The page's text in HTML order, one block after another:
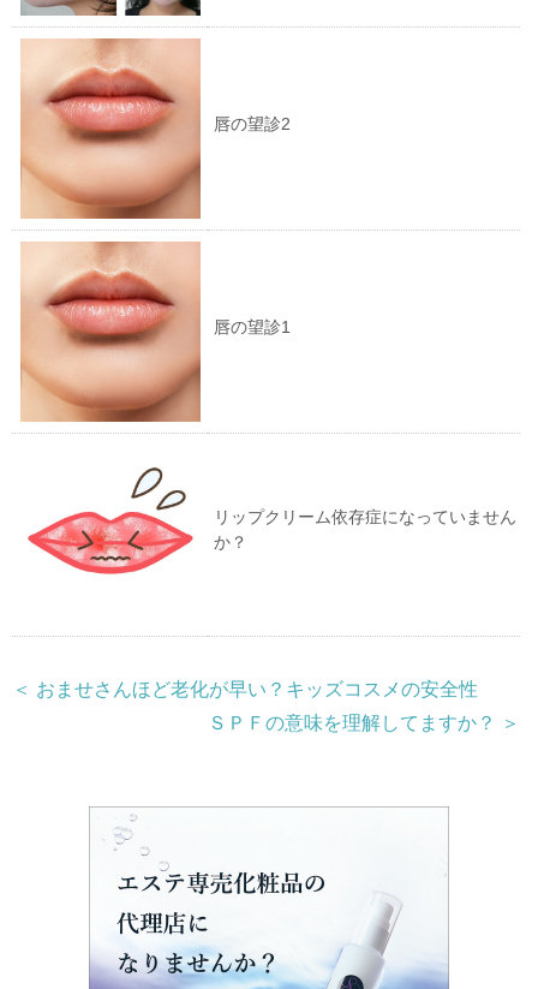
唇の望診2
唇の望診1
リップクリーム依存症になっていません
か？
＜ おませさんほど老化が早い？キッズコスメの安全性
ＳＰＦの意味を理解してますか？ ＞